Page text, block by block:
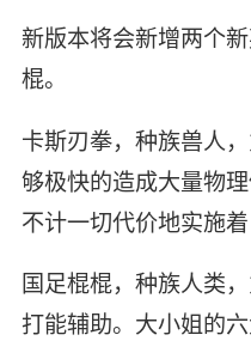
新版本将会新增两个
棍。
卡斯刃拳，种族兽人
够极快的造成大量物
不计一切代价地实施着
国足棍棍，种族人类
打能辅助。大小姐的